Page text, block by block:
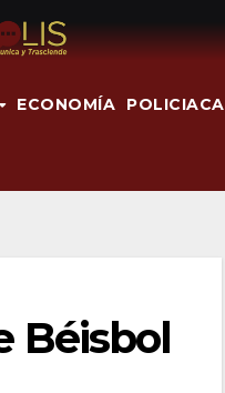
ECONOMÍA POLICIACA
Béisbol